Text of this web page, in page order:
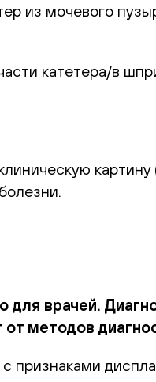
из мочевого
катетера/в
картину
врачей.
методов
признаками